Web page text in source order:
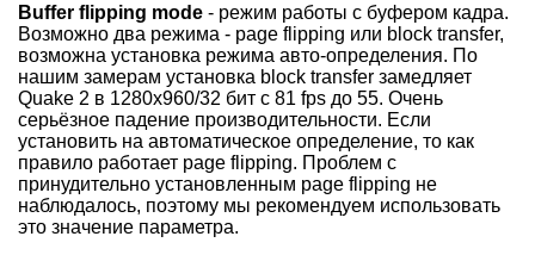
Buffer flipping mode - режим работы с буфером кадра.
Возможно два режима - page flipping или block transfer,
возможна установка режима авто-определения. По
нашим замерам установка block transfer замедляет
Quake 2 в 1280x960/32 бит с 81 fps до 55. Очень
серьёзное падение производительности. Если
установить на автоматическое определение, то как
правило работает page flipping. Проблем с
принудительно установленным page flipping не
наблюдалось, поэтому мы рекомендуем использовать
это значение параметра.